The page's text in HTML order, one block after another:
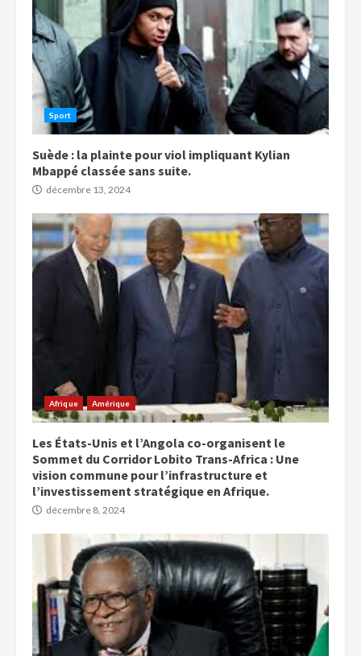
Sport
Suède : la plainte pour viol impliquant Kylian
Mbappé classée sans suite.
décembre 13, 2024
Afrique Amérique
Les États-Unis et l’Angola co-organisent le
Sommet du Corridor Lobito Trans-Africa : Une
vision commune pour l’infrastructure et
l’investissement stratégique en Afrique.
décembre 8, 2024